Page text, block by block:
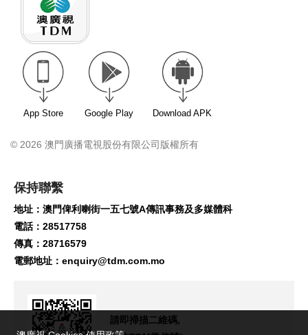
App Store Google Play Download APK
© 2026 澳門廣播電視股份有限公司版權所有
保持聯繫
地址：澳門俾利喇街一五七號A傳訊事務及多媒體科
電話：28517758
傳真：28716579
電郵地址： enquiry@tdm.com.mo
請即掃描二維碼,